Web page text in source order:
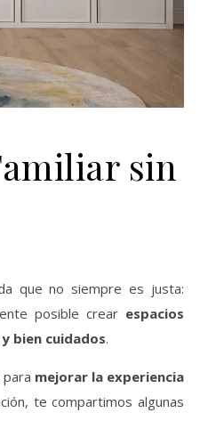
sin
que no siempre es justa:
posible crear espacios
bien cuidados.
mejorar la experiencia
te compartimos algunas